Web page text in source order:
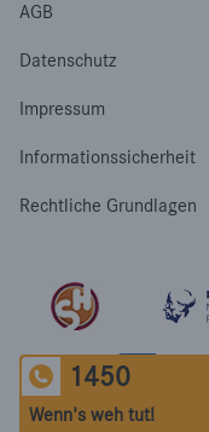
1450
Wenn's weh tut!
AGB
Datenschutz
Impressum
Informationssicherheit
Rechtliche Grundlagen